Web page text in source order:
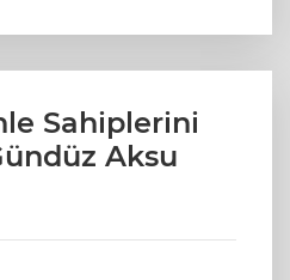
Sahiplerini
Aksu